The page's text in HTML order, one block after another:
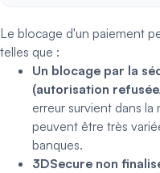
Le blocage d'un paiement
telles que :
Un blocage par la
(autorisation
erreur survient dans la
peuvent être très
banques.
3DSecure non